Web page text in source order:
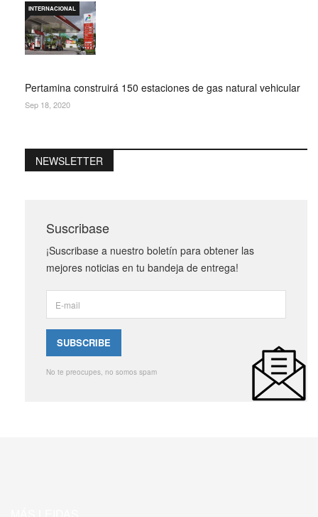
Pertamina construirá 150 estaciones de gas natural vehicular
INTERNACIONAL
Sep 18, 2020
NEWSLETTER
Suscribase
¡Suscribase a nuestro boletín para obtener las
mejores noticias en tu bandeja de entrega!
No te preocupes, no somos spam